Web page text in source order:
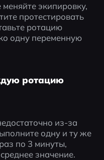
экипировку,
протестировать
ротацию
одну переменную
ротацию
из-за
одну и ту же
по 3 минуты,
значение.